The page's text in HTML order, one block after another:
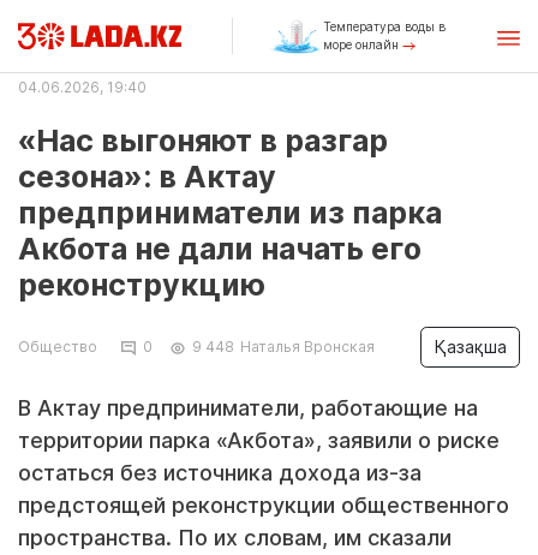
Температура воды в
море онлайн
04.06.2026, 19:40
«Нас выгоняют в разгар
сезона»: в Актау
предприниматели из парка
Акбота не дали начать его
реконструкцию
Общество 0 9 448 Наталья Вронская Қазақша
В Актау предприниматели, работающие на
территории парка «Акбота», заявили о риске
остаться без источника дохода из-за
предстоящей реконструкции общественного
пространства. По их словам, им сказали